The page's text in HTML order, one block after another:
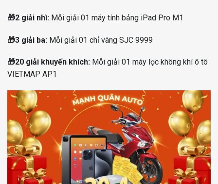
🎁2 giải nhì: Mỗi giải 01 máy tính bảng iPad Pro M1
🎁3 giải ba: Mỗi giải 01 chỉ vàng SJC 9999
🎁20 giải khuyến khích: Mỗi giải 01 máy lọc không khí ô tô
VIETMAP AP1